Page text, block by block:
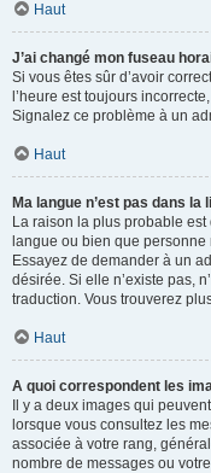
Haut
J’ai changé mon fuseau
Si vous êtes sûr d’avoir
l’heure est toujours
Signalez ce problème à un
Haut
Ma langue n’est pas dans la
La raison la plus probable est
langue ou bien que
Essayez de demander à un
désirée. Si elle n’existe pas,
traduction. Vous trouverez
Haut
A quoi correspondent les
Il y a deux images qui
lorsque vous consultez les
associée à votre rang,
nombre de messages ou